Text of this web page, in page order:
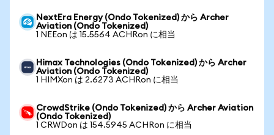
NextEra Energy (Ondo Tokenized) から Archer
Aviation (Ondo Tokenized)
1 NEEon は 15.5564 ACHRon に相当
Himax Technologies (Ondo Tokenized) から Archer
Aviation (Ondo Tokenized)
1 HIMXon は 2.6273 ACHRon に相当
CrowdStrike (Ondo Tokenized) から Archer Aviation
(Ondo Tokenized)
1 CRWDon は 154.5945 ACHRon に相当